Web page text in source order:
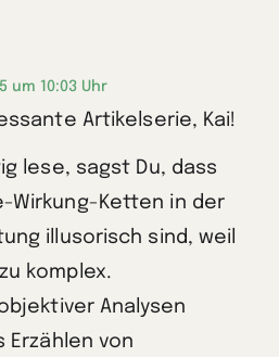
um 10:03 Uhr
Artikelserie, Kai!
lese, sagst Du, dass
Wirkung-Ketten in der
illusorisch sind, weil
komplex.
Analysen
Erzählen von